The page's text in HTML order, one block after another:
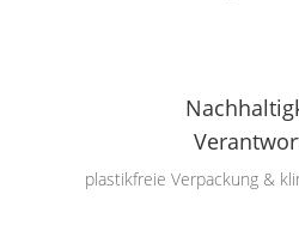
plastikfreie Verpackung &